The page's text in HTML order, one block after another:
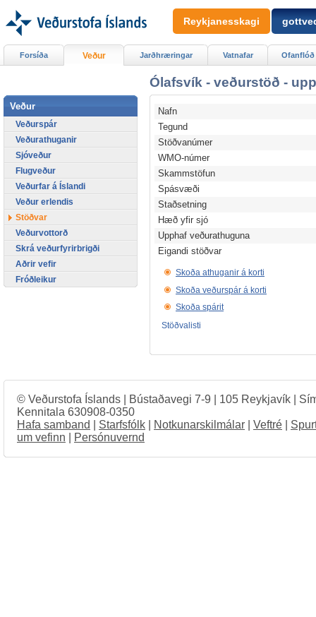
Ólafsvík - veðurstöð -
Nafn
Tegund
Stöðvanúmer
WMO-númer
Skammstöfun
Spásvæði
Staðsetning
Hæð yfir sjó
Upphaf veðurathuguna
Eigandi stöðvar
Skoða athuganir á korti
Skoða veðurspár á korti
Skoða spárit
Stöðvalisti
Forsíða Veður Jarðhræringar Vatnafar Ofanflóð
Veður
Veðurspár
Veðurathuganir
Sjóveður
Flugveður
Veðurfar á Íslandi
Veður erlendis
Stöðvar
Veðurvottorð
Skrá veðurfyrirbrigði
Aðrir vefir
Fróðleikur
Reykjanesskagi
© Veðurstofa Íslands | Bústaðavegi 7-9 | 105 Reykjavík |
Kennitala 630908-0350
Hafa samband
Starfsfólk Notkunarskilmálar Veftré
um vefinn
Persónuvernd